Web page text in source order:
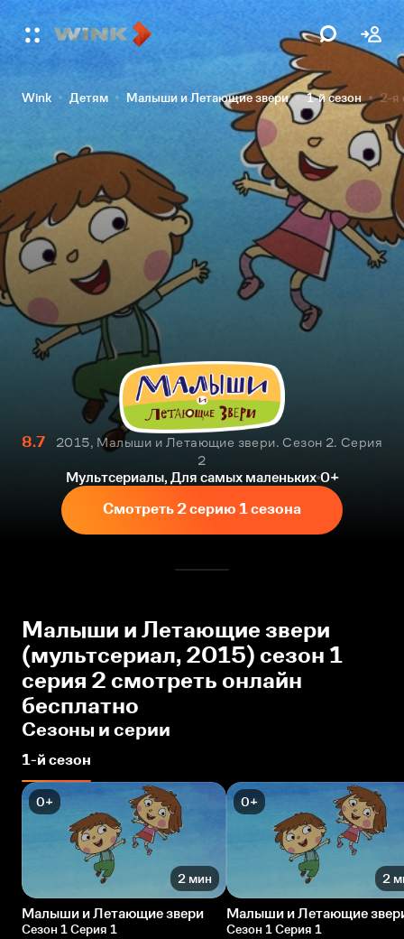
Wink Детям Малыши и Летающие звери 1-й сезон 2-я
8.7
2015, Малыши и Летающие звери. Сезон 2. Серия
2
Мультсериалы, Для самых маленьких 0+
Смотреть 2 серию 1 сезона
Малыши и Летающие звери
(мультсериал, 2015) сезон 1
серия 2 смотреть онлайн
бесплатно
Сезоны и серии
1-й сезон
0+
2 мин
Малыши и Летающие звери
Сезон 1 Серия 1
0+
2
Малыши и Летающие
Сезон 1 Серия 1